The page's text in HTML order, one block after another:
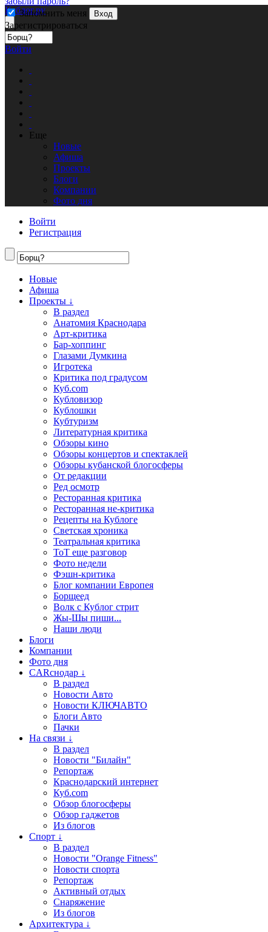
Запомнить меня
Вход
Зарегистрироваться
Кублог.ру
Войти
Еще
Новые
Афиша
Проекты
Блоги
Компании
Фото дня
Войти
Регистрация
Новые
Афиша
Проекты ↓
В раздел
Анатомия Краснодара
Арт-критика
Бар-хоппинг
Глазами Думкина
Игротека
Критика под градусом
Куб.com
Кубловизор
Кублошки
Кубтуризм
Литературная критика
Обзоры кино
Обзоры концертов и спектаклей
Обзоры кубанской блогосферы
От редакции
Ред осмотр
Ресторанная критика
Ресторанная не-критика
Рецепты на Кублоге
Светская хроника
Театральная критика
ТоТ еще разговор
Фото недели
Фэшн-критика
Блог компании Европея
Борщеед
Волк с Кублог стрит
Жы-Шы пиши...
Наши люди
Блоги
Компании
Фото дня
CARснодар ↓
В раздел
Новости Авто
Новости КЛЮЧАВТО
Блоги Авто
Пачки
На связи ↓
В раздел
Новости "Билайн"
Репортаж
Краснодарский интернет
Куб.com
Обзор блогосферы
Обзор гаджетов
Из блогов
Спорт ↓
В раздел
Новости "Orange Fitness"
Новости спорта
Репортаж
Активный отдых
Снаряжение
Из блогов
Архитектура ↓